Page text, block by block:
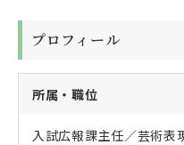
プロフィール
所属・職位
入試広報課主任／芸術表